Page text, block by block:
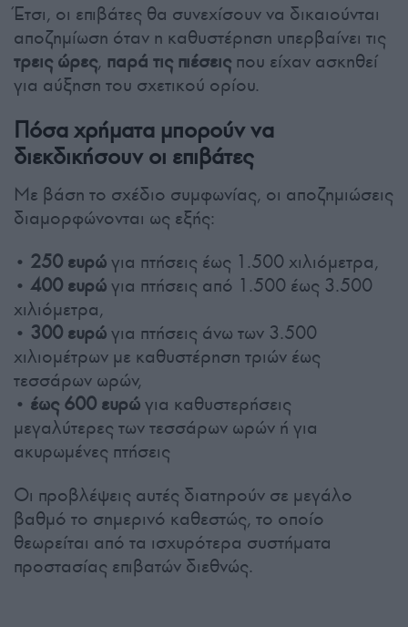
Έτσι, οι επιβάτες θα συνεχίσουν να δικαιούνται
αποζημίωση όταν η καθυστέρηση υπερβαίνει τις
τρεις ώρες, παρά τις πιέσειςπου είχαν ασκηθεί
για αύξηση του σχετικού ορίου.
Πόσα χρήματα μπορούν να
διεκδικήσουν οι επιβάτες
Με βάση το σχέδιο συμφωνίας, οι αποζημιώσεις
διαμορφώνονται ως εξής:
• 250 ευρώγια πτήσεις έως 1.500 χιλιόμετρα,
• 400 ευρώγια πτήσεις από 1.500 έως 3.500
χιλιόμετρα,
• 300 ευρώγια πτήσεις άνω των 3.500
χιλιομέτρων με καθυστέρηση τριών έως
τεσσάρων ωρών,
• έως 600 ευρώγια καθυστερήσεις
μεγαλύτερες των τεσσάρων ωρών ή για
ακυρωμένες πτήσεις
Οι προβλέψεις αυτές διατηρούν σε μεγάλο
βαθμό το σημερινό καθεστώς, το οποίο
θεωρείται από τα ισχυρότερα συστήματα
προστασίας επιβατών διεθνώς.